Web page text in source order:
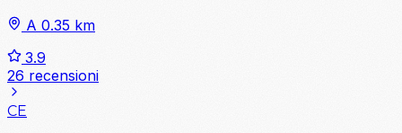
A 0.35 km
3.9
26 recensioni
CE